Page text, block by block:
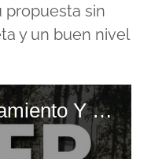
propuesta sin
y un buen nivel
INFORME CHEVROLET TRACKER 2026, Equipamiento Y EN QUÉ CAMBIA